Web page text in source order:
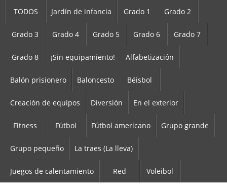
TODOS Jardín de infancia Grado 1 Grado 2
Grado 3 Grado 4 Grado 5 Grado 6 Grado 7
Grado 8 ¡Sin equipamiento! Alfabetización
Balón prisionero Baloncesto Béisbol
Creación de equipos Diversión En el exterior
Fitness Fútbol Fútbol americano Grupo grande
Grupo pequeño La traes (La lleva)
Juegos de calentamiento Red Voleibol